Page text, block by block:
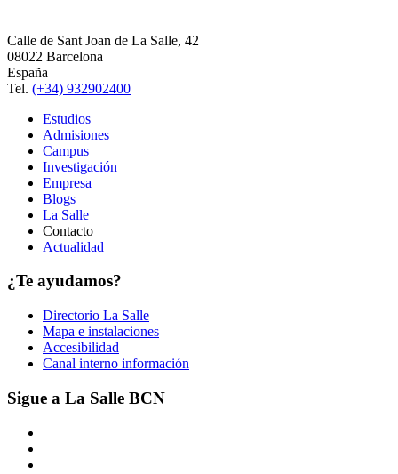
Calle de Sant Joan de La Salle, 42
08022 Barcelona
España
Tel. (+34) 932902400
Estudios
Admisiones
Campus
Investigación
Empresa
Blogs
La Salle
Contacto
Actualidad
¿Te ayudamos?
Directorio La Salle
Mapa e instalaciones
Accesibilidad
Canal interno información
Sigue a La Salle BCN